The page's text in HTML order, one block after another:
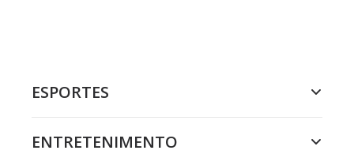
ESPORTES
ENTRETENIMENTO